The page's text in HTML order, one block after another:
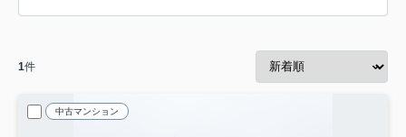
1件
中古マンション